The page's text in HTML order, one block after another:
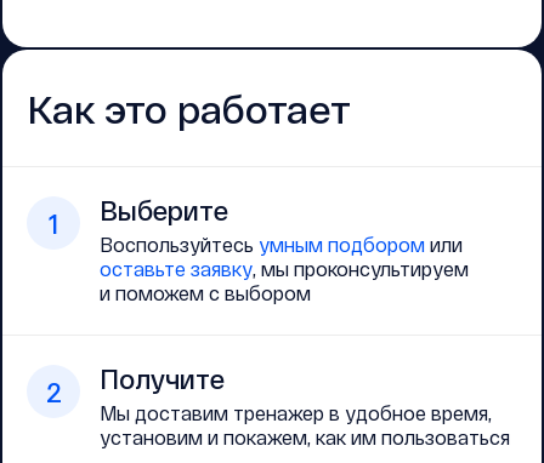
Как это работает
1 Выберите
Воспользуйтесь умным подбором или
оставьте заявку, мы проконсультируем
и поможем с выбором
2 Получите
Мы доставим тренажер в удобное время,
установим и покажем, как им пользоваться